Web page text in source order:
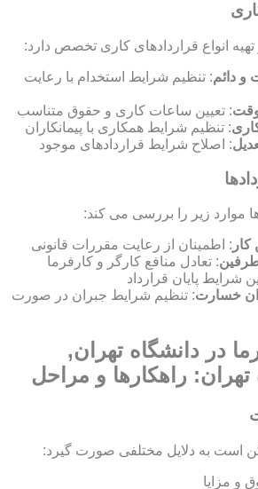
تهیه انواع قراردادهای کاری تخصص دارد:
و دائم: تنظیم شرایط استخدام با رعایت
وقت: تعیین ساعات کاری و حقوق متناسب
: تنظیم شرایط همکاری با پیمانکاران
: اصلاح شرایط قراردادهای موجود
موارد زیر را بررسی می کند:
: اطمینان از رعایت مقررات قانونی
: تعادل منافع کارگر و کارفرما
شرایط پایان قرارداد
خسارت: تنظیم شرایط جبران در صورت
در دانشگاه تهران,
راهکارها و مراحل
است به دلایل مختلفی صورت گیرد:
و مزایا